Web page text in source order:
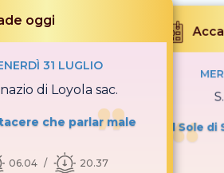
oggi
31 LUGLIO
di Loyola sac.
che parlar male
06.04 20.37
Il Sole di